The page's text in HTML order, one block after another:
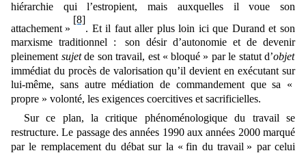
hiérarchie qui l’estropient, mais auxquelles il voue son
attachement »
[8]
. Et il faut aller plus loin ici que Durand et son
marxisme traditionnel : son désir d’autonomie et de devenir
pleinement sujetde son travail, est « bloqué » par le statut d’objet
immédiat du procès de valorisation qu’il devient en exécutant sur
lui-même, sans autre médiation de commandement que sa «
propre » volonté, les exigences coercitives et sacrificielles.
Sur ce plan, la critique phénoménologique du travail se
restructure. Le passage des années 1990 aux années 2000 marqué
par le remplacement du débat sur la « fin du travail » par celui